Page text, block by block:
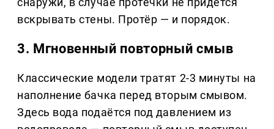
вскрывать стены. Протёр — и порядок.
3. Мгновенный повторный смыв
Классические модели тратят 2-3 минуты на
наполнение бачка перед вторым смывом.
Здесь вода подаётся под давлением из